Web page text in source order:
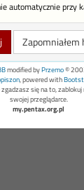
automatycznie przy
Zapomniałem
modified byPrzemo©
, powered with
się na to,
swojej przeglądarce.
my.pentax.org.pl